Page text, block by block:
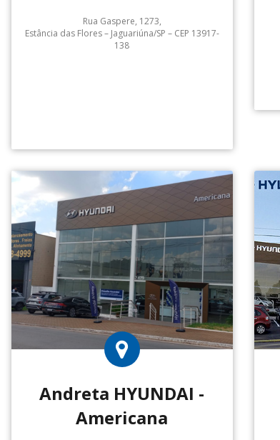
Rua Gaspere, 1273,
Estância das Flores – Jaguariúna/SP – CEP 13917-
138
Andreta HYUNDAI -
Americana